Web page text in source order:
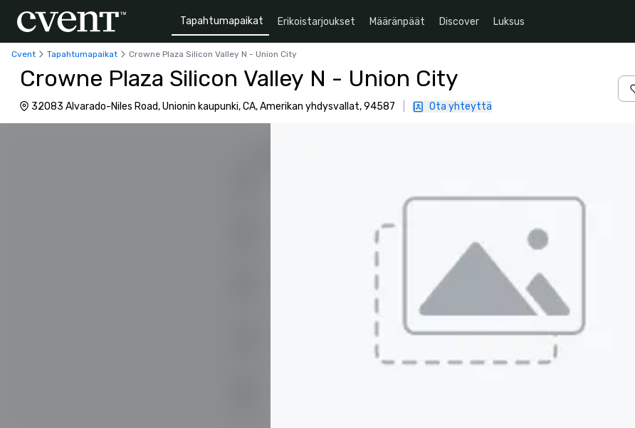
Tapahtumapaikat Erikoistarjoukset Määränpäät Discover Luksus
Cvent Tapahtumapaikat Crowne Plaza Silicon Valley N - Union City
Crowne Plaza Silicon Valley N - Union City
32083 Alvarado-Niles Road, Unionin kaupunki, CA, Amerikan yhdysvallat, 94587 Ota yhteyttä